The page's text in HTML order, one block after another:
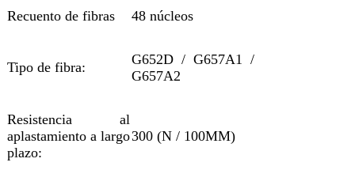
Recuento de fibras 48 núcleos
Tipo de fibra:
G652D / G657A1 /
G657A2
Resistencia al
aplastamiento a largo
plazo:
300 (N / 100MM)